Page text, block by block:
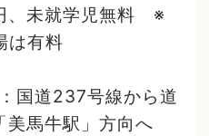
、未就学児無料 ※
は有料
国道237号線から道
美馬牛駅」方向へ